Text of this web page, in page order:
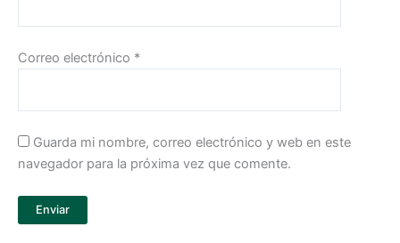
Correo electrónico *
Guarda mi nombre, correo electrónico y web en este
navegador para la próxima vez que comente.